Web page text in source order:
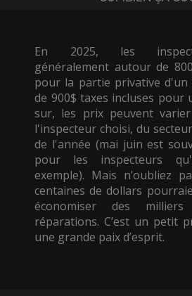
En 2025, les
généralement autour de
pour la partie privative
de 900$ taxes incluses pour
sur, les prix peuvent
l'inspecteur choisi, du
de l'année (mai juin est
pour les inspecteurs
exemple). Mais n’oubliez
centaines de dollars
économiser des
réparations. C’est un petit
une grande paix d’esprit.